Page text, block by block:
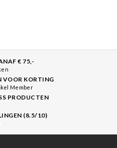
€ 75,-
VOOR KORTING
Member
PRODUCTEN
(8.5/10)